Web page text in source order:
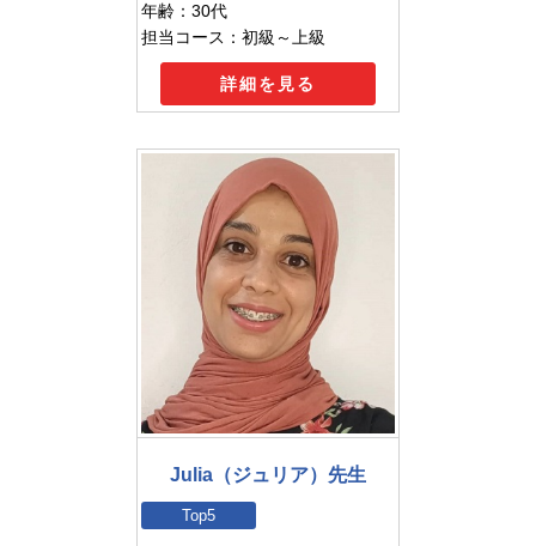
年齢：30代
担当コース：初級～上級
詳細を見る
Julia（ジュリア）先生
Top5